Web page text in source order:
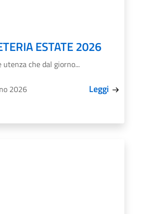
ESTATE 2026
che dal giorno...
2026 Leggi